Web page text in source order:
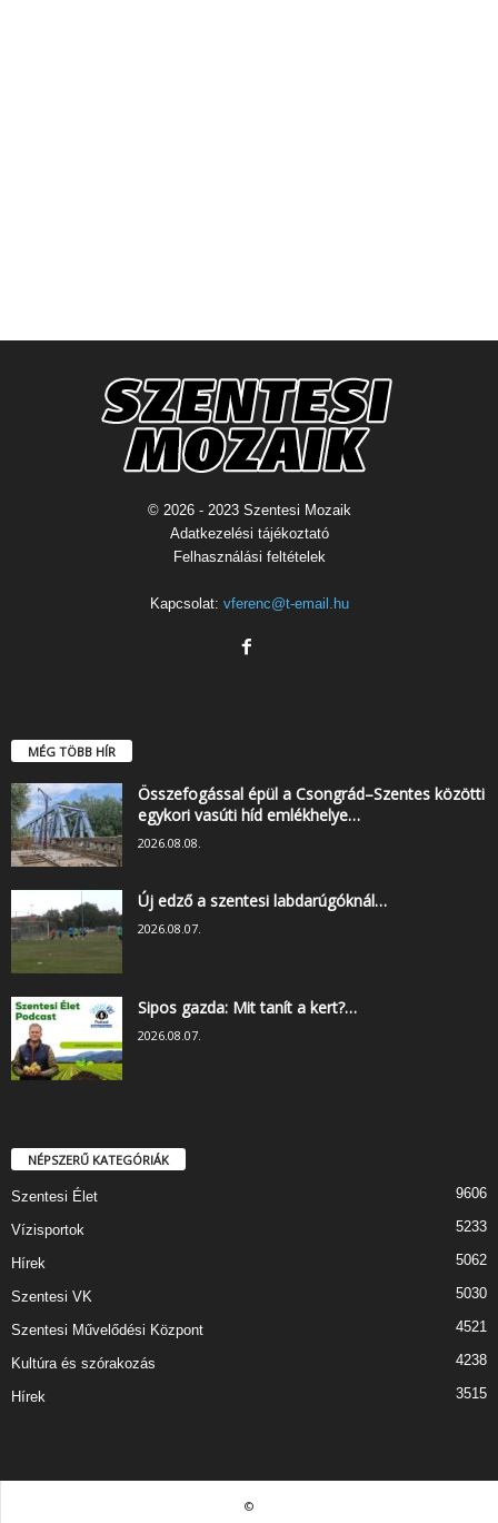
© 2026 - 2023 Szentesi Mozaik
Adatkezelési tájékoztató
Felhasználási feltételek
Kapcsolat: vferenc@t-email.hu
MÉG TÖBB HÍR
Összefogással épül a Csongrád–Szentes közötti
egykori vasúti híd emlékhelye…
2026.08.08.
Új edző a szentesi labdarúgóknál…
2026.08.07.
Sipos gazda: Mit tanít a kert?…
2026.08.07.
NÉPSZERŰ KATEGÓRIÁK
Szentesi Élet 9606
Vízisportok 5233
Hírek 5062
Szentesi VK 5030
Szentesi Művelődési Központ 4521
Kultúra és szórakozás 4238
Hírek 3515
©